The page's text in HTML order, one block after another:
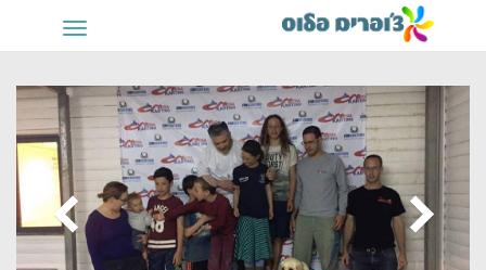
תפריט